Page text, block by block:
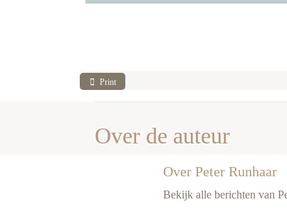
Print
Over de auteur
Over Peter Runhaar
Bekijk alle berichten van